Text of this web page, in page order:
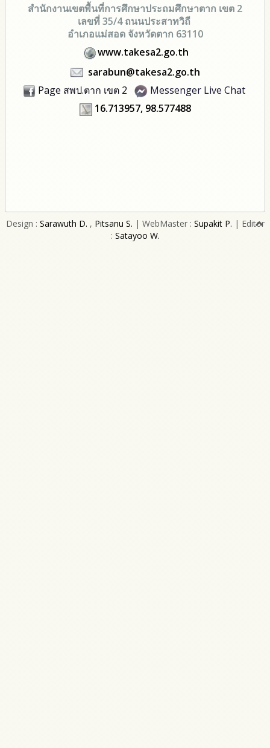
สำนักงานเขตพื้นที่การศึกษาประถมศึกษาตาก เขต 2
เลขที่ 35/4 ถนนประสาทวิถี
อำเภอแม่สอด จังหวัดตาก 63110
www.takesa2.go.th
sarabun@takesa2.go.th
Page สพป.ตาก เขต 2
Messenger Live Chat
16.713957, 98.577488
Design : Sarawuth D. , Pitsanu S. | WebMaster : Supakit P. | Editor
: Satayoo W.